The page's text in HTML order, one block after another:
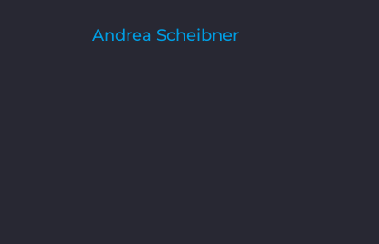
Andrea Scheibner